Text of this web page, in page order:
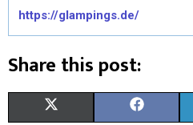
https://glampings.de/
Share this post: